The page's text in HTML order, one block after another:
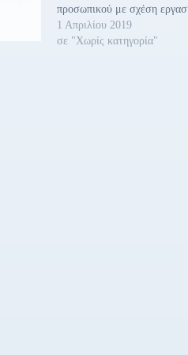
προσωπικού με σχέση
δικαίου αορίστου χρόνου
και Τεχνολογικής
1 Απριλίου 2019
σε "Χωρίς κατηγορία"